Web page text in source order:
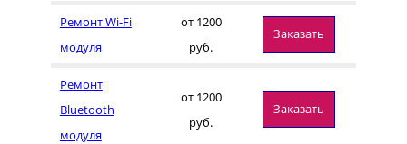
Ремонт Wi-Fi
модуля
от 1200
руб.
Заказать
Ремонт
Bluetooth
модуля
от 1200
руб.
Заказать